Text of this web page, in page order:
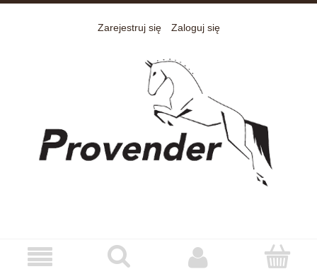
Zarejestruj się Zaloguj się